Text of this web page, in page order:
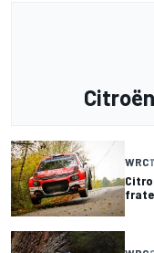
WRC